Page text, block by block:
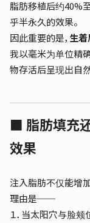
脂肪移植后约40%
乎半永久的效果。
因此重要的是， 生
我以毫米为单位精
物存活后呈现出自
■ 脂肪填充
效果
注入脂肪不仅能增加
理由是──
１．当太阳穴与脸